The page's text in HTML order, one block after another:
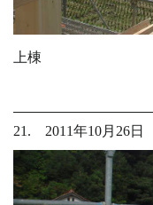
上棟
21. 2011年10月26日